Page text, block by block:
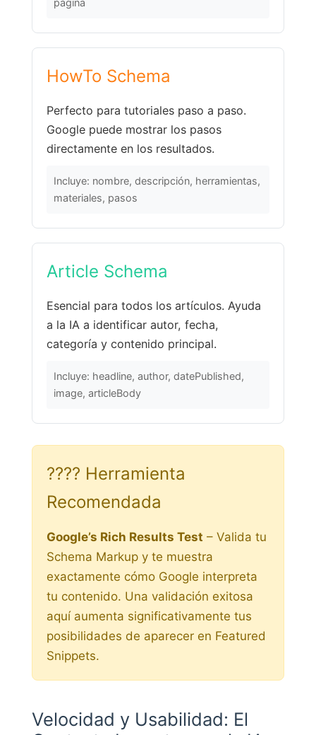
HowTo Schema
Perfecto para tutoriales paso a paso.
Google puede mostrar los pasos
directamente en los resultados.
Incluye: nombre, descripción, herramientas,
materiales, pasos
Article Schema
Esencial para todos los artículos. Ayuda
a la IA a identificar autor, fecha,
categoría y contenido principal.
Incluye: headline, author, datePublished,
image, articleBody
????️ Herramienta
Recomendada
Google’s Rich Results Test – Valida tu
Schema Markup y te muestra
exactamente cómo Google interpreta
tu contenido. Una validación exitosa
aquí aumenta significativamente tus
posibilidades de aparecer en Featured
Snippets.
Velocidad y Usabilidad: El